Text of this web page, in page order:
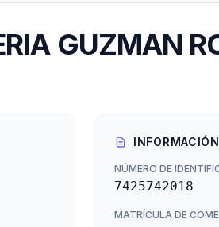
GUZMAN
NÚMERO DE
7425742018
MATRÍCULA DE